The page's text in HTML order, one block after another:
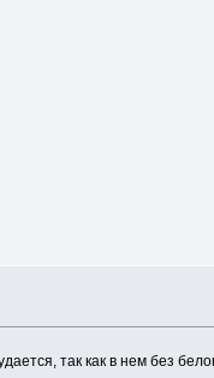
так как в нем без